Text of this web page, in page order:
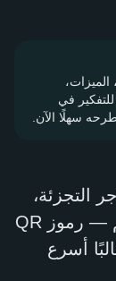
في
سهلًا الآن.
التجزئة،
المعارض التجارية، المكاتب، المطاعم — رموز QR
أسرع